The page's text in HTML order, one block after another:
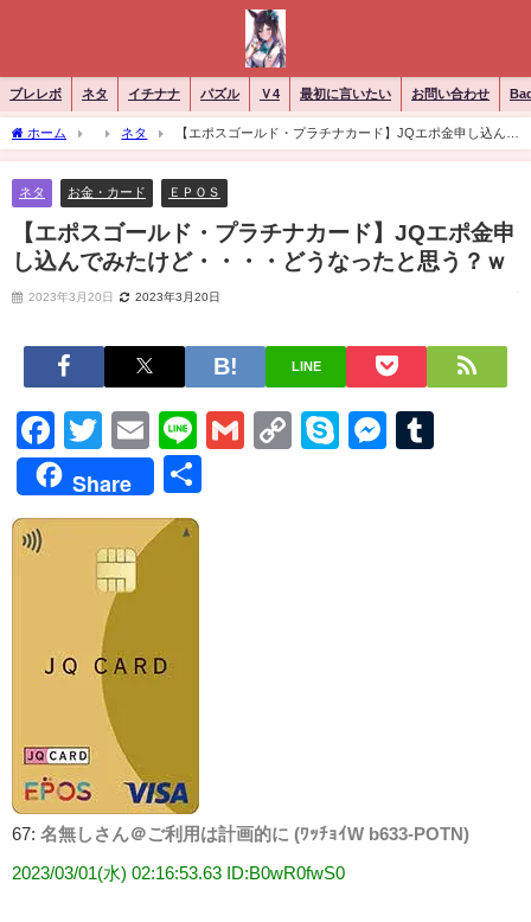
ブレレボ ネタ イチナナ パズル Ｖ4 最初に言いたい お問い合わせ
ホーム ネタ
【エポスゴールド・プラチナカード】JQエポ金申し込んで
みたけど・・・・どうなったと思う？ｗ
ネタ お金・カード ＥＰＯＳ
【エポスゴールド・プラチナカード】JQエポ金申
し込んでみたけど・・・・どうなったと思う？ｗ
2023年3月20日 2023年3月20日
LINE
Facebook
Twitter
EmailLineGmailCopySkype
Share
67: 名無しさん＠ご利用は計画的に (ﾜｯﾁｮｲW b633-POTN)
2023/03/01(水) 02:16:53.63 ID:B0wR0fwS0